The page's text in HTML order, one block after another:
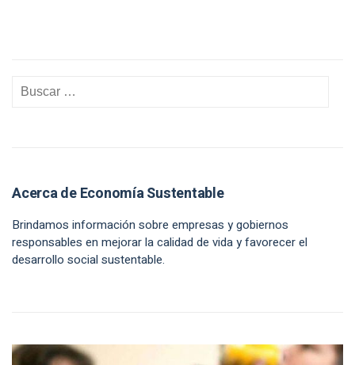
Acerca de Economía Sustentable
Brindamos información sobre empresas y gobiernos
responsables en mejorar la calidad de vida y favorecer el
desarrollo social sustentable.